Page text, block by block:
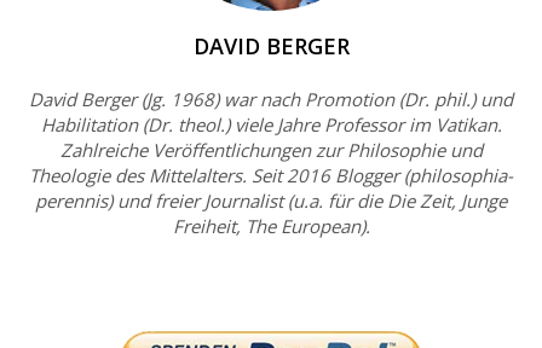
DAVID BERGER
David Berger (Jg. 1968) war nach Promotion (Dr. phil.) und
Habilitation (Dr. theol.) viele Jahre Professor im Vatikan.
Zahlreiche Veröffentlichungen zur Philosophie und
Theologie des Mittelalters. Seit 2016 Blogger (philosophia-
perennis) und freier Journalist (u.a. für die Die Zeit, Junge
Freiheit, The European).